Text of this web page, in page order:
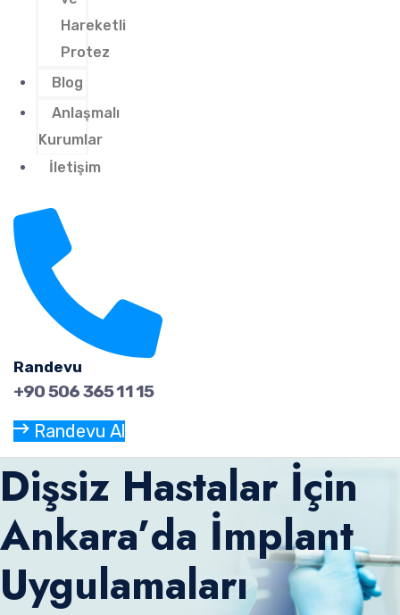
Hareketli
Protez
Blog
Anlaşmalı
Kurumlar
İletişim
Randevu
+90 506 365 11 15
Randevu Al
Dişsiz Hastalar İçin
Ankara’da İmplant
Uygulamaları